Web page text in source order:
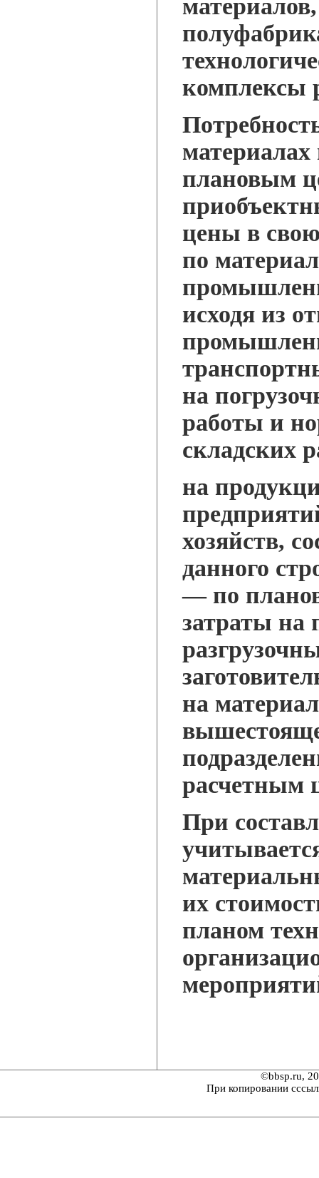
комплексы
материалах
плановым
цены в
по
исходя из
на
работы и
складских
на
хозяйств,
данного
— по
затраты на
на
расчетным
При
их
планом
©bbsp.ru,
При копировании